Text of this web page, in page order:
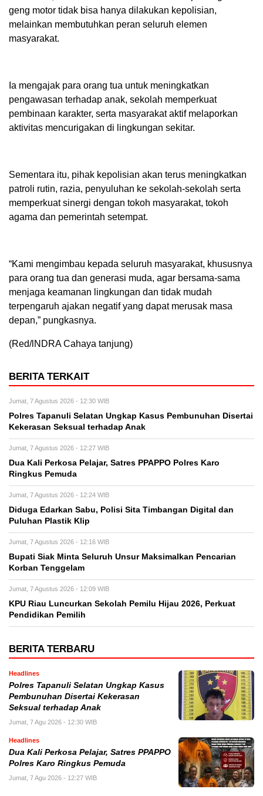
geng motor tidak bisa hanya dilakukan kepolisian,
melainkan membutuhkan peran seluruh elemen
masyarakat.
Ia mengajak para orang tua untuk meningkatkan
pengawasan terhadap anak, sekolah memperkuat
pembinaan karakter, serta masyarakat aktif melaporkan
aktivitas mencurigakan di lingkungan sekitar.
Sementara itu, pihak kepolisian akan terus meningkatkan
patroli rutin, razia, penyuluhan ke sekolah-sekolah serta
memperkuat sinergi dengan tokoh masyarakat, tokoh
agama dan pemerintah setempat.
“Kami mengimbau kepada seluruh masyarakat, khususnya
para orang tua dan generasi muda, agar bersama-sama
menjaga keamanan lingkungan dan tidak mudah
terpengaruh ajakan negatif yang dapat merusak masa
depan,” pungkasnya.
(Red/lNDRA Cahaya tanjung)
BERITA TERKAIT
Jumat, 7 Agustus 2026 - 12:30 WIB
Polres Tapanuli Selatan Ungkap Kasus Pembunuhan Disertai
Kekerasan Seksual terhadap Anak
Jumat, 7 Agustus 2026 - 12:27 WIB
Dua Kali Perkosa Pelajar, Satres PPAPPO Polres Karo
Ringkus Pemuda
Jumat, 7 Agustus 2026 - 12:24 WIB
Diduga Edarkan Sabu, Polisi Sita Timbangan Digital dan
Puluhan Plastik Klip
Jumat, 7 Agustus 2026 - 12:16 WIB
Bupati Siak Minta Seluruh Unsur Maksimalkan Pencarian
Korban Tenggelam
Jumat, 7 Agustus 2026 - 12:09 WIB
KPU Riau Luncurkan Sekolah Pemilu Hijau 2026, Perkuat
Pendidikan Pemilih
BERITA TERBARU
Headlines
Polres Tapanuli Selatan Ungkap Kasus
Pembunuhan Disertai Kekerasan
Seksual terhadap Anak
Jumat, 7 Agu 2026 - 12:30 WIB
Headlines
Dua Kali Perkosa Pelajar, Satres PPAPPO
Polres Karo Ringkus Pemuda
Jumat, 7 Agu 2026 - 12:27 WIB